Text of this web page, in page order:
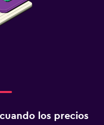
los precios